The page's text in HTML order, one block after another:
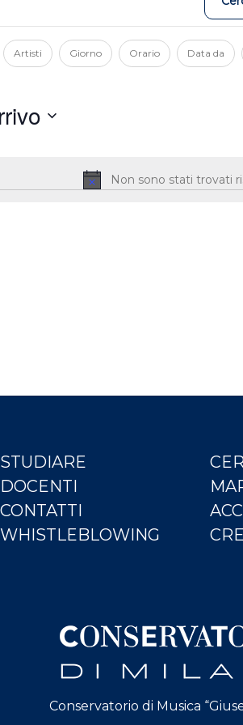
Avviso
Non sono stati trovati
Artisti Giorno Orario Data da
STUDIARE
DOCENTI
CONTATTI
WHISTLEBLOWING
Conservatorio di Musica